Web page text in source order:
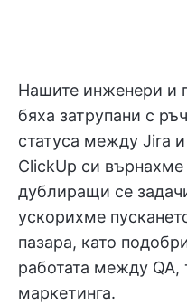
Нашите инженери и
бяха затрупани с
статуса между Jira
ClickUp си върнахме
дублиращи се
ускорихме
пазара, като
работата между QA,
маркетинга.